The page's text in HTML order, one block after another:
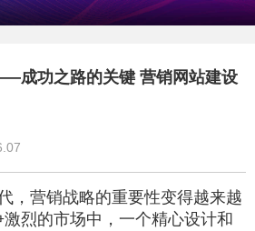
成功之路的关键 营销网站建设
，营销战略的重要性变得越来越
烈的市场中，一个精心设计和